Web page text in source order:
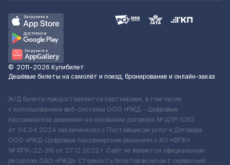
© 2011–2026 Купибилет
Дешёвые билеты на самолёт и поезд, бронирование и онлайн-заказ
Ж/Д билеты предоставляются партнёрами, в том числе
с использованием веб-системы ООО «РЖД – Цифровые
пассажирские решения» на основании договора № ЦПР-1282
от 04.04.2024 заключенного с Поставщиком услуг и Договора
ООО «РЖД-Цифровые пассажирские решения» c АО «ФПК»
№ ФПК-22-316 от 27.12.2022 г. Сайт не является официальным
ресурсом ОАО «РЖД». Стоимость билетов включает сервисный